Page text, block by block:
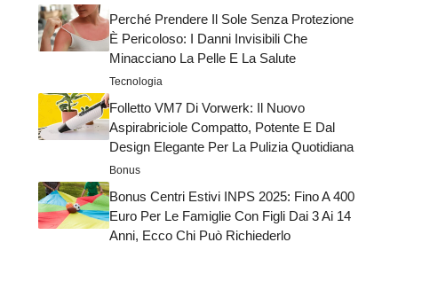
Perché Prendere Il Sole Senza Protezione
È Pericoloso: I Danni Invisibili Che
Minacciano La Pelle E La Salute
Tecnologia
Folletto VM7 Di Vorwerk: Il Nuovo
Aspirabriciole Compatto, Potente E Dal
Design Elegante Per La Pulizia Quotidiana
Bonus
Bonus Centri Estivi INPS 2025: Fino A 400
Euro Per Le Famiglie Con Figli Dai 3 Ai 14
Anni, Ecco Chi Può Richiederlo